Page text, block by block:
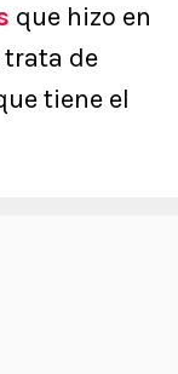
que hizo en
trata de
tiene el